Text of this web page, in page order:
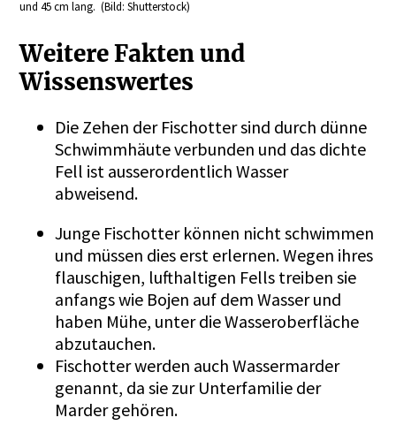
und 45 cm lang. (Bild: Shutterstock)
Weitere Fakten und
Wissenswertes
Die Zehen der Fischotter sind durch dünne
Schwimmhäute verbunden und das dichte
Fell ist ausserordentlich Wasser
abweisend.
Junge Fischotter können nicht schwimmen
und müssen dies erst erlernen. Wegen ihres
flauschigen, lufthaltigen Fells treiben sie
anfangs wie Bojen auf dem Wasser und
haben Mühe, unter die Wasseroberfläche
abzutauchen.
Fischotter werden auch Wassermarder
genannt, da sie zur Unterfamilie der
Marder gehören.